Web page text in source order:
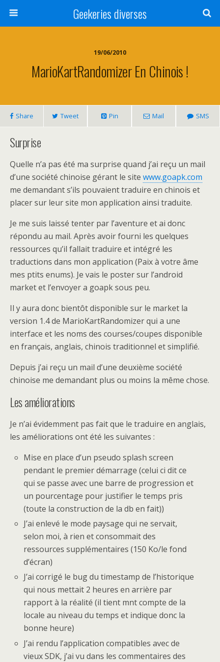
Geekeries diverses
19/06/2010
MarioKartRandomizer En Chinois !
Share Tweet Pin Mail SMS
Surprise
Quelle n’a pas été ma surprise quand j’ai reçu un mail
d’une société chinoise gérant le site www.goapk.com
me demandant s’ils pouvaient traduire en chinois et
placer sur leur site mon application ainsi traduite.
Je me suis laissé tenter par l’aventure et ai donc
répondu au mail. Après avoir fourni les quelques
ressources qu’il fallait traduire et intégré les
traductions dans mon application (Paix à votre âme
mes ptits enums). Je vais le poster sur l’android
market et l’envoyer a goapk sous peu.
Il y aura donc bientôt disponible sur le market la
version 1.4 de MarioKartRandomizer qui a une
interface et les noms des courses/coupes disponible
en français, anglais, chinois traditionnel et simplifié.
Depuis j’ai reçu un mail d’une deuxième société
chinoise me demandant plus ou moins la même chose.
Les améliorations
Je n’ai évidemment pas fait que le traduire en anglais,
les améliorations ont été les suivantes :
Mise en place d’un pseudo splash screen
pendant le premier démarrage (celui ci dit ce
qui se passe avec une barre de progression et
un pourcentage pour justifier le temps pris
(toute la construction de la db en fait))
J’ai enlevé le mode paysage qui ne servait,
selon moi, à rien et consommait des
ressources supplémentaires (150 Ko/le fond
d’écran)
J’ai corrigé le bug du timestamp de l’historique
qui nous mettait 2 heures en arrière par
rapport à la réalité (il tient mnt compte de la
locale au niveau du temps et indique donc la
bonne heure)
J’ai rendu l’application compatibles avec de
vieux SDK, j’ai vu dans les commentaires des